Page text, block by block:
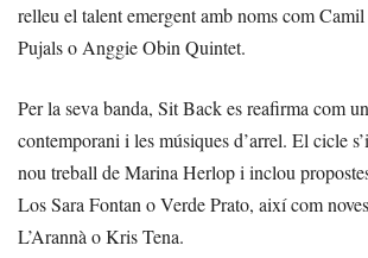
relleu el talent emergent amb noms com
Pujals o Anggie Obin Quintet.
Per la seva banda, Sit Back es reafirma com
contemporani i les músiques d’arrel. El cicle
nou treball de Marina Herlop i inclou
Los Sara Fontan o Verde Prato, així com
L’Arannà o Kris Tena.